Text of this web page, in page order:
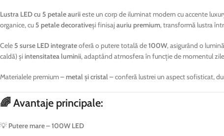
Lustra LED cu 5 petale auriieste un corp de iluminat modern cu accente
organice, cu 5 petale decorativeși finisaj auriu premium, transformă lustra
Cele 5 surse LED integrateoferă o putere totală de100W, asigurând o
caldă) și intensitatea luminii, adaptând atmosfera în funcție de momentul
Materialele premium –metal și cristal– conferă lustrei un aspect sofisticat,
🌈 Avantaje principale:
💡 Putere mare – 100W LED